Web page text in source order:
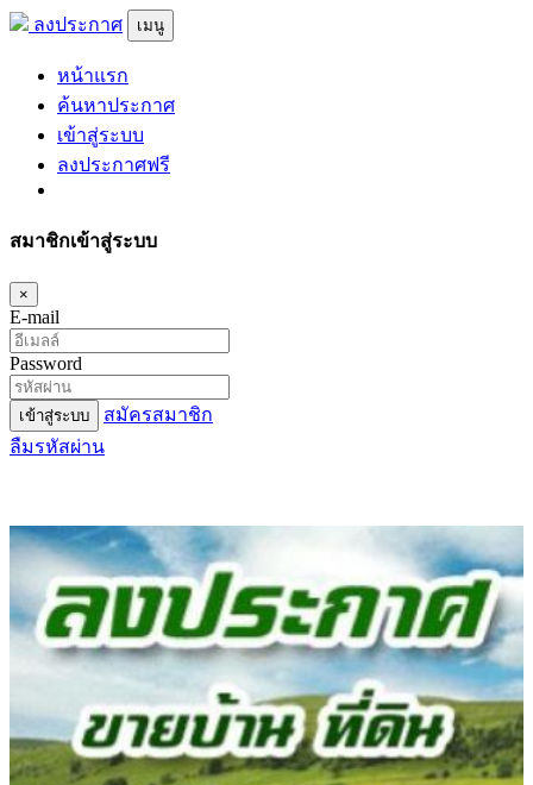
ลงประกาศ เมนู
หน้าแรก
ค้นหาประกาศ
เข้าสู่ระบบ
ลงประกาศฟรี
สมาชิกเข้าสู่ระบบ
×
E-mail
Password
เข้าสู่ระบบ
สมัครสมาชิก
ลืมรหัสผ่าน